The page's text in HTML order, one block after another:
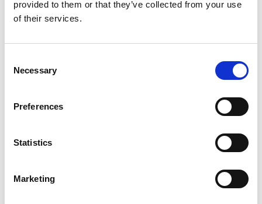
provided to them or that they’ve collected from your use
of their services.
Selection
Necessary
Preferences
Statistics
Marketing
hovedinngangen, hvor man først møter det store
panoramavinduet til endeveggen i den koselige stue/spisestue
steintrappen plassert sentralt i stuen fullfører den flotte plassen.
bad samt separat toalett.
soverom med dobbeltseng og 1 bad. Fra underetasjen er det
utgang til hage med flott terrasse og hyggelig utekjøkken.
Hund er ikke tillatt.